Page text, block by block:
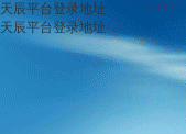
天辰平台登录地址
天辰平台登录地址